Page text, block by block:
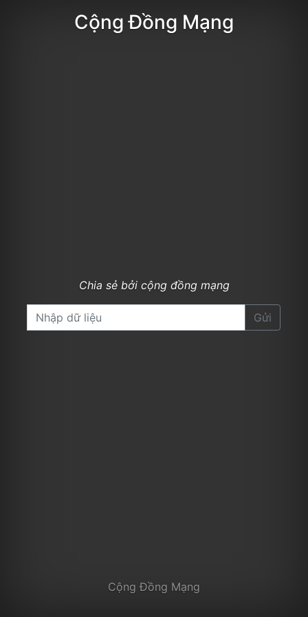
Cộng Đồng Mạng
Chia sẻ bởi cộng đồng mạng
Gửi
Cộng Đồng Mạng